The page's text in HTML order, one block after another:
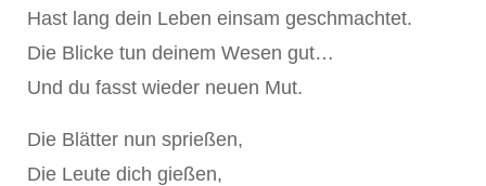
Hast lang dein Leben einsam geschmachtet.
Die Blicke tun deinem Wesen gut…
Und du fasst wieder neuen Mut.
Die Blätter nun sprießen,
Die Leute dich gießen,